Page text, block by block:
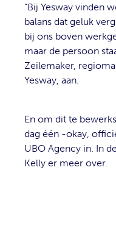
“Bij Yesway vinden
balans dat geluk
bij ons boven
maar de persoon
Zeilemaker,
Yesway, aan.
En om dit te
dag één -okay,
UBO Agency in. In
Kelly er meer over.